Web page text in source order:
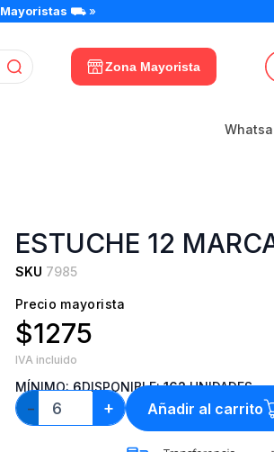
Mayoristas ⛟ »
Zona Mayorista
ESTUCHE 12
SKU 7985
Precio mayorista
$1275
IVA incluido
MÍNIMO:6DISPONIBLE:162UNIDADES
−
ESTUCHE
12
cantidad
+ Añadir al carrito